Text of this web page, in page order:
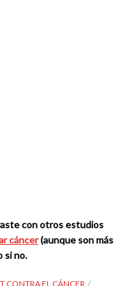
con otros estudios
cáncer(aunque son más
si no.
CONTRA EL CÁNCER